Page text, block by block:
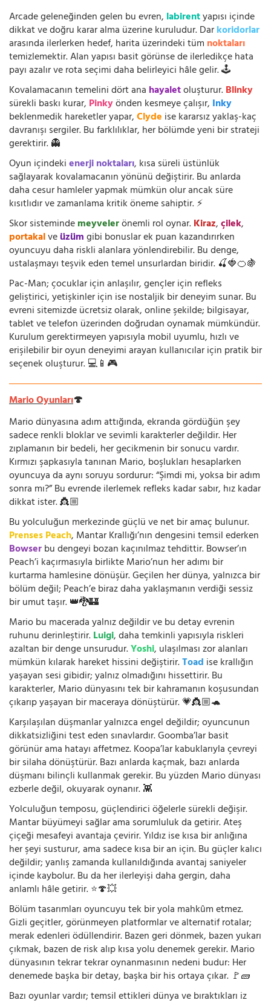
Arcade geleneğinden gelen bu evren, labirentyapısı içinde
dikkat ve doğru karar alma üzerine kuruludur. Darkoridorlar
arasında ilerlerken hedef, harita üzerindeki tüm noktaları
temizlemektir. Alan yapısı basit görünse de ilerledikçe hata
payı azalır ve rota seçimi daha belirleyici hâle gelir. 🕹️
Kovalamacanın temelini dört ana hayaletoluşturur.Blinky
sürekli baskı kurar, Pinkyönden kesmeye çalışır, Inky
beklenmedik hareketler yapar,Clyde ise kararsız yaklaş-kaç
davranışı sergiler. Bu farklılıklar, her bölümde yeni bir strateji
gerektirir. 👻
Oyun içindekienerji noktaları, kısa süreli üstünlük
sağlayarak kovalamacanın yönünü değiştirir. Bu anlarda
daha cesur hamleler yapmak mümkün olur ancak süre
kısıtlıdır ve zamanlama kritik öneme sahiptir. ⚡
Skor sistemindemeyvelerönemli rol oynar.Kiraz,çilek,
portakalveüzümgibi bonuslar ek puan kazandırırken
oyuncuyu daha riskli alanlara yönlendirebilir. Bu denge,
ustalaşmayı teşvik eden temel unsurlardan biridir. 🍒🍓🍊🍇
Pac-Man; çocuklar için anlaşılır, gençler için refleks
geliştirici, yetişkinler için ise nostaljik bir deneyim sunar. Bu
evreni sitemizde ücretsiz olarak, online şekilde; bilgisayar,
tablet ve telefon üzerinden doğrudan oynamak mümkündür.
Kurulum gerektirmeyen yapısıyla mobil uyumlu, hızlı ve
erişilebilir bir oyun deneyimi arayan kullanıcılar için pratik bir
seçenek oluşturur. 💻📱🎮
Mario Oyunları🍄
Mario dünyasına adım attığında, ekranda gördüğün şey
sadece renkli bloklar ve sevimli karakterler değildir. Her
zıplamanın bir bedeli, her gecikmenin bir sonucu vardır.
Kırmızı şapkasıyla tanınan Mario, boşlukları hesaplarken
oyuncuya da aynı soruyu sordurur: “Şimdi mi, yoksa bir adım
sonra mı?” Bu evrende ilerlemek refleks kadar sabır, hız kadar
dikkat ister. 👸🏼
Bu yolculuğun merkezinde güçlü ve net bir amaç bulunur.
Prenses Peach, Mantar Krallığı’nın dengesini temsil ederken
Bowserbu dengeyi bozan kaçınılmaz tehdittir. Bowser’ın
Peach’i kaçırmasıyla birlikte Mario’nun her adımı bir
kurtarma hamlesine dönüşür. Geçilen her dünya, yalnızca bir
bölüm değil; Peach’e biraz daha yaklaşmanın verdiği sessiz
bir umut taşır. 👑🐉🏰
Mario bu macerada yalnız değildir ve bu detay evrenin
ruhunu derinleştirir.Luigi, daha temkinli yapısıyla riskleri
azaltan bir denge unsurudur.Yoshi, ulaşılması zor alanları
mümkün kılarak hareket hissini değiştirir.Toad ise krallığın
yaşayan sesi gibidir; yalnız olmadığını hissettirir. Bu
karakterler, Mario dünyasını tek bir kahramanın koşusundan
çıkarıp yaşayan bir maceraya dönüştürür. 💗👸🏼🐢
Karşılaşılan düşmanlar yalnızca engel değildir; oyuncunun
dikkatsizliğini test eden sınavlardır. Goomba’lar basit
görünür ama hatayı affetmez. Koopa’lar kabuklarıyla çevreyi
bir silaha dönüştürür. Bazı anlarda kaçmak, bazı anlarda
düşmanı bilinçli kullanmak gerekir. Bu yüzden Mario dünyası
ezberle değil, okuyarak oynanır. 👾
Yolculuğun temposu, güçlendirici öğelerle sürekli değişir.
Mantar büyümeyi sağlar ama sorumluluk da getirir. Ateş
çiçeği mesafeyi avantaja çevirir. Yıldız ise kısa bir anlığına
her şeyi susturur, ama sadece kısa bir an için. Bu güçler kalıcı
değildir; yanlış zamanda kullanıldığında avantaj saniyeler
içinde kaybolur. Bu da her ilerleyişi daha gergin, daha
anlamlı hâle getirir. ⭐🍄💥
Bölüm tasarımları oyuncuyu tek bir yola mahkûm etmez.
Gizli geçitler, görünmeyen platformlar ve alternatif rotalar;
merak edenleri ödüllendirir. Bazen geri dönmek, bazen yukarı
çıkmak, bazen de risk alıp kısa yolu denemek gerekir. Mario
dünyasının tekrar tekrar oynanmasının nedeni budur: Her
denemede başka bir detay, başka bir his ortaya çıkar. 🚩🧱
Bazı oyunlar vardır; temsil ettikleri dünya ve bıraktıkları iz